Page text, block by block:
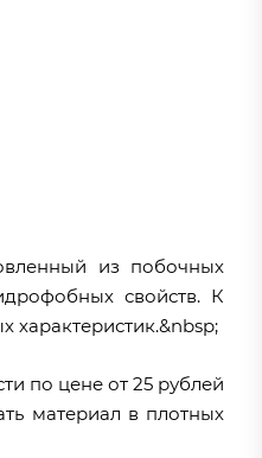
из побочных
свойств. К
характеристик.&nbsp;
по цене от 25 рублей
материал в плотных